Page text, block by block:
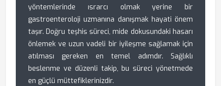
yöntemlerinde ısrarcı olmak yerine bir
gastroenteroloji uzmanına danışmak hayati önem
taşır. Doğru teşhis süreci, mide dokusundaki hasarı
önlemek ve uzun vadeli bir iyileşme sağlamak için
atılması gereken en temel adımdır. Sağlıklı
beslenme ve düzenli takip, bu süreci yönetmede
en güçlü müttefiklerinizdir.